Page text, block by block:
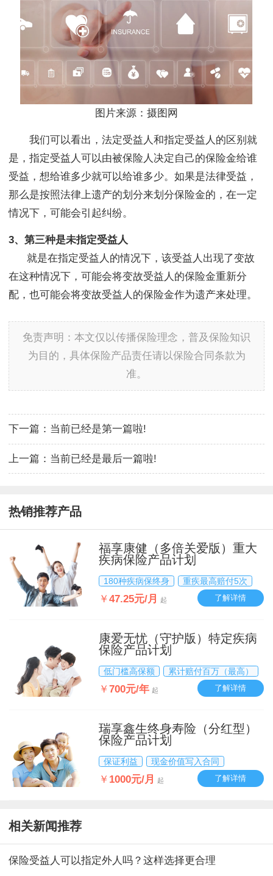
图片来源：摄图网
我们可以看出，法定受益人和指定受益人的区别就
是，指定受益人可以由被保险人决定自己的保险金给谁
受益，想给谁多少就可以给谁多少。如果是法律受益，
那么是按照法律上遗产的划分来划分保险金的，在一定
情况下，可能会引起纠纷。
3、第三种是未指定受益人
就是在指定受益人的情况下，该受益人出现了变故
在这种情况下，可能会将变故受益人的保险金重新分
配，也可能会将变故受益人的保险金作为遗产来处理。
免责声明：本文仅以传播保险理念，普及保险知识
为目的，具体保险产品责任请以保险合同条款为
准。
下一篇： 当前已经是第一篇啦!
上一篇： 当前已经是最后一篇啦!
热销推荐产品
福享康健（多倍关爱版）重大
疾病保险产品计划
180种疾病保终身 重疾最高赔付5次
￥47.25元/月 起 了解详情
康爱无忧（守护版）特定疾病
保险产品计划
低门槛高保额 累计赔付百万（最高）
￥700元/年 起 了解详情
瑞享鑫生终身寿险（分红型）
保险产品计划
保证利益 现金价值写入合同
￥ 1000元/月 起 了解详情
相关新闻推荐
保险受益人可以指定外人吗？这样选择更合理